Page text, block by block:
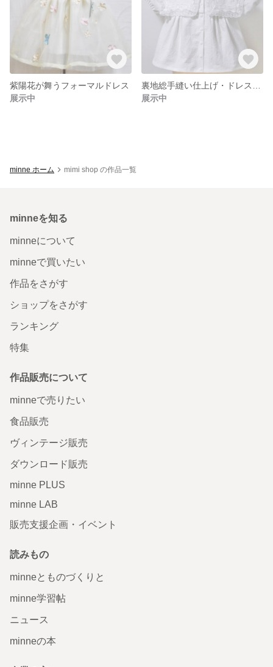
紫陽花が舞うフォーマルドレス
展示中
展示中
minne ホーム mimi shop の作品一覧
minneを知る
minneについて
minneで買いたい
作品をさがす
ショップをさがす
ランキング
特集
作品販売について
minneで売りたい
食品販売
ヴィンテージ販売
ダウンロード販売
minne PLUS
minne LAB
販売支援企画・イベント
読みもの
minneとものづくりと
minne学習帖
ニュース
minneの本